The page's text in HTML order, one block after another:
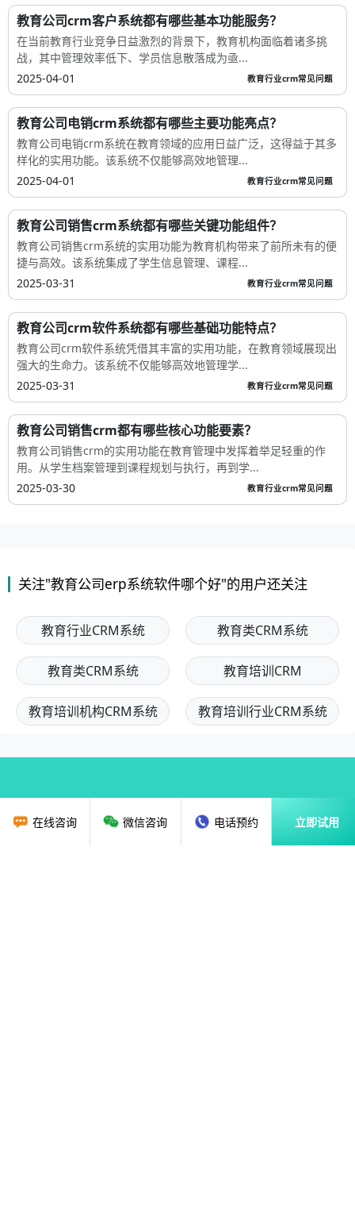
教育公司crm客户系统都有哪些基本功能服务？
在当前教育行业竞争日益激烈的背景下，教育机构面临着诸多挑
战，其中管理效率低下、学员信息散落成为亟...
2025-04-01
教育行业crm常见问题
教育公司电销crm系统都有哪些主要功能亮点？
教育公司电销crm系统在教育领域的应用日益广泛，这得益于其多
样化的实用功能。该系统不仅能够高效地管理...
2025-04-01
教育行业crm常见问题
教育公司销售crm系统都有哪些关键功能组件？
教育公司销售crm系统的实用功能为教育机构带来了前所未有的便
捷与高效。该系统集成了学生信息管理、课程...
2025-03-31
教育行业crm常见问题
教育公司crm软件系统都有哪些基础功能特点？
教育公司crm软件系统凭借其丰富的实用功能，在教育领域展现出
强大的生命力。该系统不仅能够高效地管理学...
2025-03-31
教育行业crm常见问题
教育公司销售crm都有哪些核心功能要素？
教育公司销售crm的实用功能在教育管理中发挥着举足轻重的作
用。从学生档案管理到课程规划与执行，再到学...
2025-03-30
教育行业crm常见问题
关注"教育公司erp系统软件哪个好"的用户还关注
教育行业CRM系统 教育类CRM系统
教育类CRM系统 教育培训CRM
教育培训机构CRM系统 教育培训行业CRM系统
在线咨询 微信咨询 电话预约 立即试用